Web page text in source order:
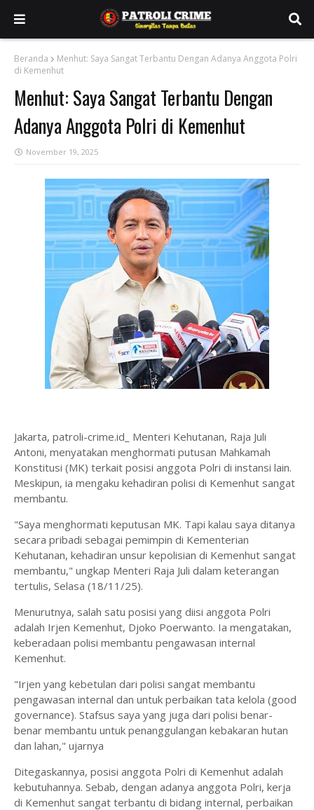
Beranda
Menhut: Saya Sangat Terbantu Dengan Adanya Anggota Polri
di Kemenhut
Menhut: Saya Sangat Terbantu Dengan
Adanya Anggota Polri di Kemenhut
November 19, 2025
Jakarta, patroli-crime.id_ Menteri Kehutanan, Raja Juli
Antoni, menyatakan menghormati putusan Mahkamah
Konstitusi (MK) terkait posisi anggota Polri di instansi lain.
Meskipun, ia mengaku kehadiran polisi di Kemenhut sangat
membantu.
"Saya menghormati keputusan MK. Tapi kalau saya ditanya
secara pribadi sebagai pemimpin di Kementerian
Kehutanan, kehadiran unsur kepolisian di Kemenhut sangat
membantu," ungkap Menteri Raja Juli dalam keterangan
tertulis, Selasa (18/11/25).
Menurutnya, salah satu posisi yang diisi anggota Polri
adalah Irjen Kemenhut, Djoko Poerwanto. Ia mengatakan,
keberadaan polisi membantu pengawasan internal
Kemenhut.
"Irjen yang kebetulan dari polisi sangat membantu
pengawasan internal dan untuk perbaikan tata kelola (good
governance). Stafsus saya yang juga dari polisi benar-
benar membantu untuk penanggulangan kebakaran hutan
dan lahan," ujarnya
Ditegaskannya, posisi anggota Polri di Kemenhut adalah
kebutuhannya. Sebab, dengan adanya anggota Polri, kerja
di Kemenhut sangat terbantu di bidang internal, perbaikan